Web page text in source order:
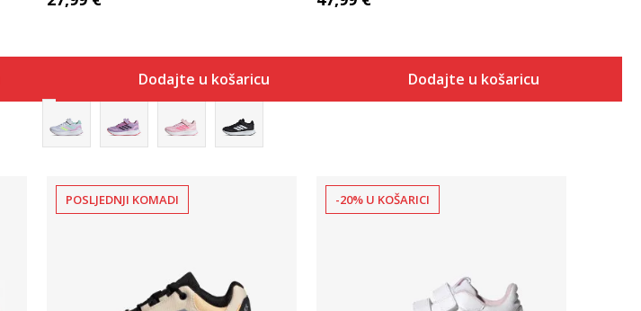
Dodajte u košaricu Dodajte u košaricu
Uporedi
POSLJEDNJI KOMADI
Uporedi
-20% U KOŠARICI